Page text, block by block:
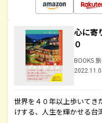
心に寄
０
BOOKS
世界を４０年以上歩いてき
けする、人生を輝かせる台